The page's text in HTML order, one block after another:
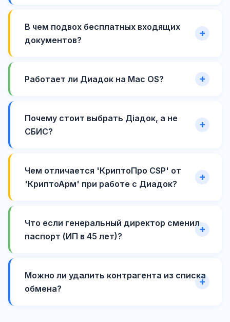
В чем подвох бесплатных входящих
документов?
Работает ли Диадок на Mac OS?
Почему стоит выбрать Діадок, а не
СБИС?
Чем отличается 'КриптоПро CSP' от
'КриптоАрм' при работе с Диадок?
Что если генеральный директор сменил
паспорт (ИП в 45 лет)?
Можно ли удалить контрагента из списка
обмена?